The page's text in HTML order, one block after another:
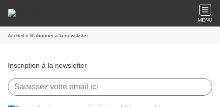
MENU
Accueil » S'abonner à la newsletter
Inscription à la newsletter